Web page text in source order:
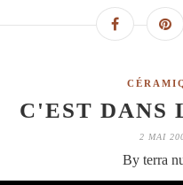
C'EST DANS
2 MAI
By terra